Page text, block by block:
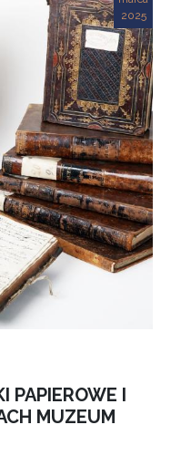
2025
PAPIEROWE I
MUZEUM